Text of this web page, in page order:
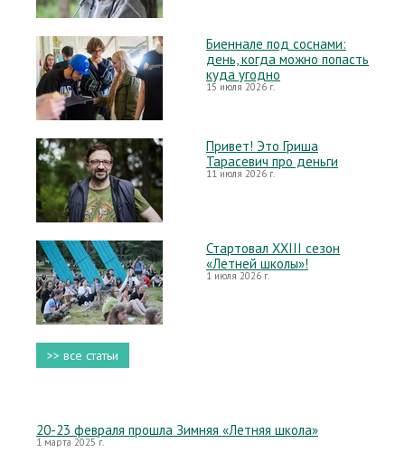
Биеннале под соснами:
день, когда можно попасть
куда угодно
15 июля 2026 г.
Привет! Это Гриша
Тарасевич про деньги
11 июля 2026 г.
Стартовал XXIII сезон
«Летней школы»!
1 июля 2026 г.
>> все статьи
20-23 февраля прошла Зимняя «Летняя школа»
1 марта 2025 г.